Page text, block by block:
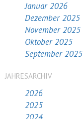
Januar 2026
Dezember 2025
November 2025
Oktober 2025
September 2025
JAHRESARCHIV
2026
2025